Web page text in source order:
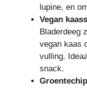
lupine, en
Vegan
Bladerdeeg
vegan kaas
vulling.
snack.